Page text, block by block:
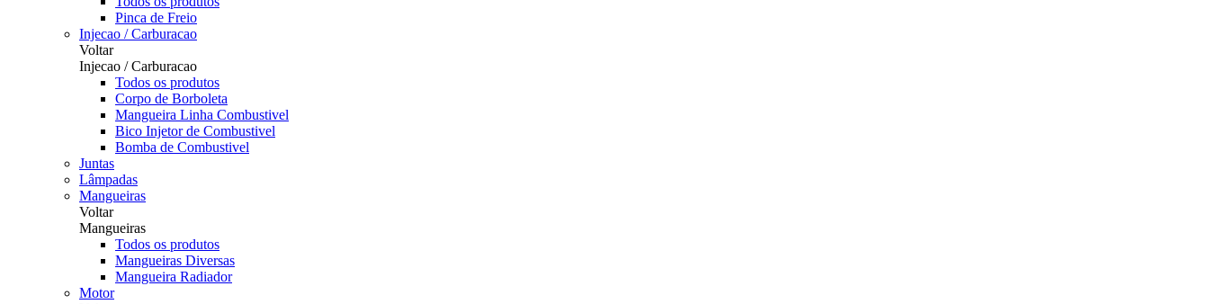
Pinca de Freio
Injecao / Carburacao
Voltar
Injecao / Carburacao
Todos os produtos
Corpo de Borboleta
Mangueira Linha Combustivel
Bico Injetor de Combustivel
Bomba de Combustivel
Juntas
Lâmpadas
Mangueiras
Voltar
Mangueiras
Todos os produtos
Mangueiras Diversas
Mangueira Radiador
Motor